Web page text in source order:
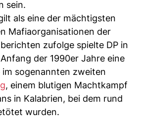
sein.
als eine der mächtigsten
Mafiaorganisationen der
zufolge spielte DP in
der 1990er Jahre eine
im sogenannten zweiten
, einem blutigen Machtkampf
in Kalabrien, bei dem rund
wurden.